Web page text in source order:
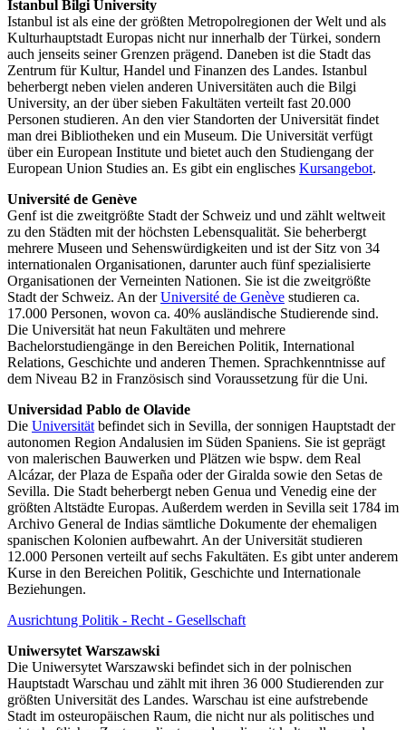
Istanbul Bilgi University
Istanbul ist als eine der größten Metropolregionen der Welt und als
Kulturhauptstadt Europas nicht nur innerhalb der Türkei, sondern
auch jenseits seiner Grenzen prägend. Daneben ist die Stadt das
Zentrum für Kultur, Handel und Finanzen des Landes. Istanbul
beherbergt neben vielen anderen Universitäten auch die Bilgi
University, an der über sieben Fakultäten verteilt fast 20.000
Personen studieren. An den vier Standorten der Universität findet
man drei Bibliotheken und ein Museum. Die Universität verfügt
über ein European Institute und bietet auch den Studiengang der
European Union Studies an. Es gibt ein englisches Kursangebot.
Université de Genève
Genf ist die zweitgrößte Stadt der Schweiz und und zählt weltweit
zu den Städten mit der höchsten Lebensqualität. Sie beherbergt
mehrere Museen und Sehenswürdigkeiten und ist der Sitz von 34
internationalen Organisationen, darunter auch fünf spezialisierte
Organisationen der Verneinten Nationen. Sie ist die zweitgrößte
Stadt der Schweiz. An derUniversité de Genève studieren ca.
17.000 Personen, wovon ca. 40% ausländische Studierende sind.
Die Universität hat neun Fakultäten und mehrere
Bachelorstudiengänge in den Bereichen Politik, International
Relations, Geschichte und anderen Themen. Sprachkenntnisse auf
dem Niveau B2 in Französisch sind Voraussetzung für die Uni.
Universidad Pablo de Olavide
Die Universität befindet sich in Sevilla, der sonnigen Hauptstadt der
autonomen Region Andalusien im Süden Spaniens. Sie ist geprägt
von malerischen Bauwerken und Plätzen wie bspw. dem Real
Alcázar, der Plaza de España oder der Giralda sowie den Setas de
Sevilla. Die Stadt beherbergt neben Genua und Venedig eine der
größten Altstädte Europas. Außerdem werden in Sevilla seit 1784 im
Archivo General de Indias sämtliche Dokumente der ehemaligen
spanischen Kolonien aufbewahrt. An der Universität studieren
12.000 Personen verteilt auf sechs Fakultäten. Es gibt unter anderem
Kurse in den Bereichen Politik, Geschichte und Internationale
Beziehungen.
Ausrichtung Politik - Recht - Gesellschaft
Uniwersytet Warszawski
Die Uniwersytet Warszawski befindet sich in der polnischen
Hauptstadt Warschau und zählt mit ihren 36 000 Studierenden zur
größten Universität des Landes. Warschau ist eine aufstrebende
Stadt im osteuropäischen Raum, die nicht nur als politisches und